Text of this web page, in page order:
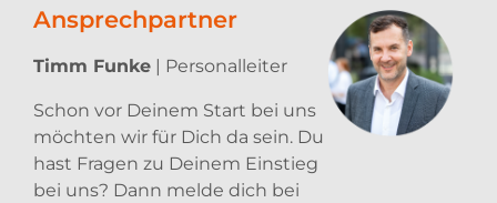
Ansprechpartner
Timm Funke | Personalleiter
Schon vor Deinem Start bei uns
möchten wir für Dich da sein. Du
hast Fragen zu Deinem Einstieg
bei uns? Dann melde dich bei